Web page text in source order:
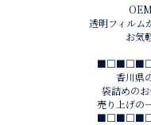
透明フィルム
お気
香川県
袋詰めの
売り上げの